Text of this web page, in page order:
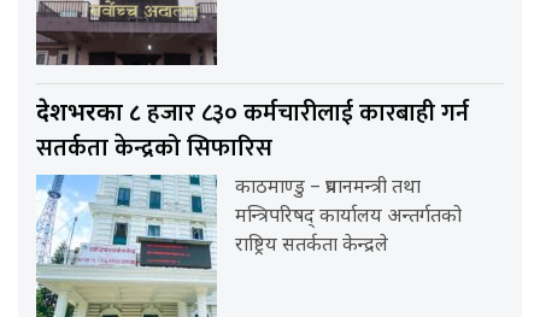
देशभरका ८हजार ८३० कर्मचारीलाई कारबाही गर्न
सतर्कता केन्द्रको सिफारिस
काठमाण्डु – प्रधानमन्त्री तथा
मन्त्रिपरिषद् कार्यालय अन्तर्गतको
राष्ट्रिय सतर्कता केन्द्रले